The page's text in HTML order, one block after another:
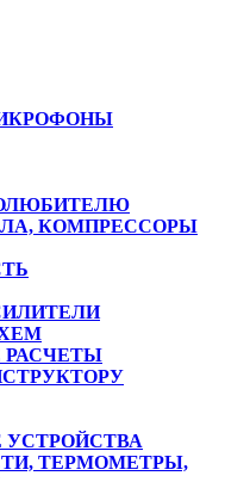
КОМПРЕССОРЫ
РАСЧЕТЫ
УСТРОЙСТВА
ТЕРМОМЕТРЫ,